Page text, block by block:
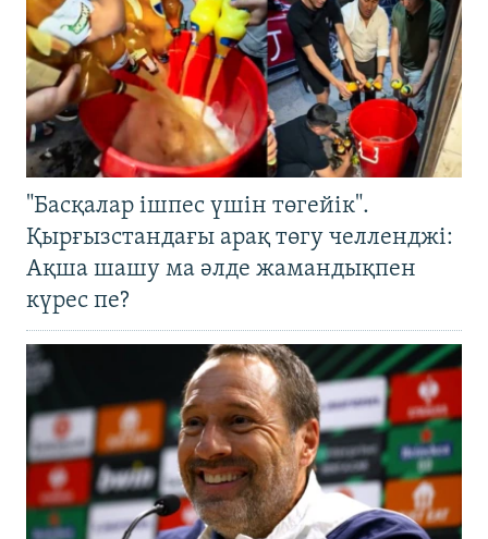
"Басқалар ішпес үшін төгейік".
Қырғызстандағы арақ төгу челленджі:
Ақша шашу ма әлде жамандықпен
күрес пе?